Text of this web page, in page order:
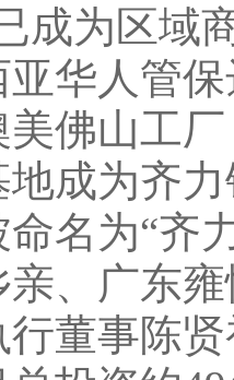
成为区域
人管保
佛山工
成为齐
名为“齐
广东雍
董事陈